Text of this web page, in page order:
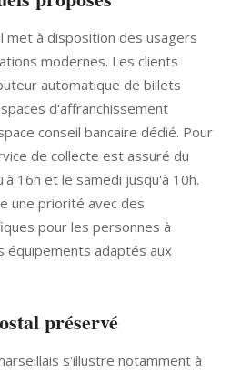
met à disposition des usagers
modernes. Les clients
automatique de billets
d'affranchissement
conseil bancaire dédié. Pour
de collecte est assuré du
16h et le samedi jusqu'à 10h.
une priorité avec des
pour les personnes à
adaptés aux
préservé
s'illustre notamment à